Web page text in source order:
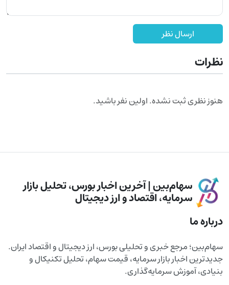
ارسال نظر
نظرات
هنوز نظری ثبت نشده. اولین نفر باشید.
سهام‌بین | آخرین اخبار بورس، تحلیل بازار
سرمایه، اقتصاد و ارز دیجیتال
درباره ما
سهام‌بین؛ مرجع خبری و تحلیلی بورس، ارز دیجیتال و اقتصاد ایران.
جدیدترین اخبار بازار سرمایه، قیمت سهام، تحلیل تکنیکال و
بنیادی، آموزش سرمایه‌گذاری.